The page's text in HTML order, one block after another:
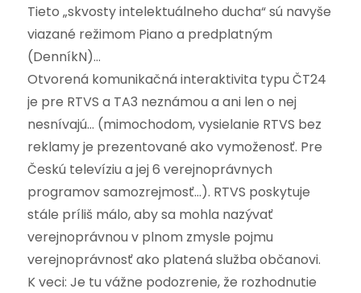
Tieto „skvosty intelektuálneho ducha“ sú navyše
viazané režimom Piano a predplatným
(DenníkN)…
Otvorená komunikačná interaktivita typu ČT24
je pre RTVS a TA3 neznámou a ani len o nej
nesnívajú… (mimochodom, vysielanie RTVS bez
reklamy je prezentované ako vymoženosť. Pre
Českú televíziu a jej 6 verejnoprávnych
programov samozrejmosť…). RTVS poskytuje
stále príliš málo, aby sa mohla nazývať
verejnoprávnou v plnom zmysle pojmu
verejnoprávnosť ako platená služba občanovi.
K veci: Je tu vážne podozrenie, že rozhodnutie